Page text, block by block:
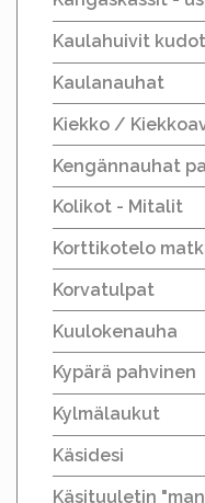
Kaulahuivit
Kaulanauhat
Kiekko /
Kengännauhat
Kolikot - Mitalit
Korttikotelo
Korvatulpat
Kuulokenauha
Kypärä pahvinen
Kylmälaukut
Käsidesi
Käsituuletin